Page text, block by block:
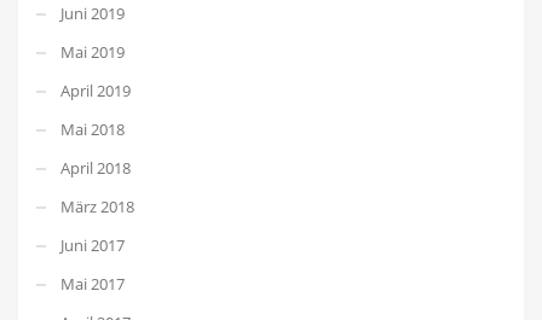
Juni 2019
Mai 2019
April 2019
Mai 2018
April 2018
März 2018
Juni 2017
Mai 2017